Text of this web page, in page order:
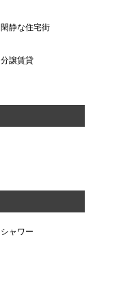
閑静な住宅街
分譲賃貸
シャワー